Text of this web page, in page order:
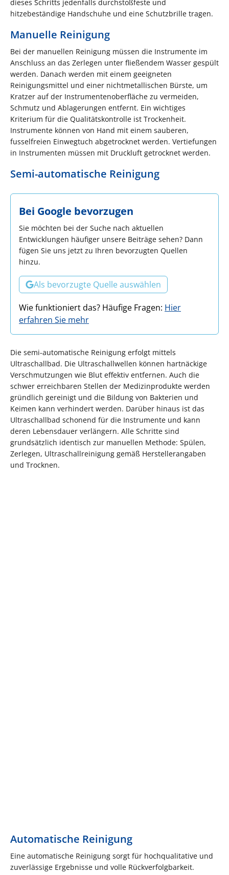
dieses Schritts jedenfalls durchstoßfeste und
hitzebeständige Handschuhe und eine Schutzbrille tragen.
Manuelle Reinigung
Bei der manuellen Reinigung müssen die Instrumente im
Anschluss an das Zerlegen unter fließendem Wasser gespült
werden. Danach werden mit einem geeigneten
Reinigungsmittel und einer nichtmetallischen Bürste, um
Kratzer auf der Instrumentenoberfläche zu vermeiden,
Schmutz und Ablagerungen entfernt. Ein wichtiges
Kriterium für die Qualitätskontrolle ist Trockenheit.
Instrumente können von Hand mit einem sauberen,
fusselfreien Einwegtuch abgetrocknet werden. Vertiefungen
in Instrumenten müssen mit Druckluft getrocknet werden.
Semi-automatische Reinigung
Bei Google bevorzugen
Sie möchten bei der Suche nach aktuellen
Entwicklungen häufiger unsere Beiträge sehen? Dann
fügen Sie uns jetzt zu Ihren bevorzugten Quellen
hinzu.
Als bevorzugte Quelle auswählen
Wie funktioniert das? Häufige Fragen: Hier
erfahren Sie mehr
Die semi-automatische Reinigung erfolgt mittels
Ultraschallbad. Die Ultraschallwellen können hartnäckige
Verschmutzungen wie Blut effektiv entfernen. Auch die
schwer erreichbaren Stellen der Medizinprodukte werden
gründlich gereinigt und die Bildung von Bakterien und
Keimen kann verhindert werden. Darüber hinaus ist das
Ultraschallbad schonend für die Instrumente und kann
deren Lebensdauer verlängern. Alle Schritte sind
grundsätzlich identisch zur manuellen Methode: Spülen,
Zerlegen, Ultraschallreinigung gemäß Herstellerangaben
und Trocknen.
Automatische Reinigung
Eine automatische Reinigung sorgt für hochqualitative und
zuverlässige Ergebnisse und volle Rückverfolgbarkeit.